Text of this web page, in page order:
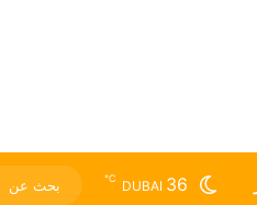
DUBAI 36
℃